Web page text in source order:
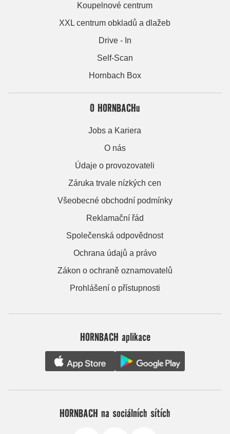
Koupelnové centrum
XXL centrum obkladů a dlažeb
Drive - In
Self-Scan
Hornbach Box
O HORNBACHu
Jobs a Kariera
O nás
Údaje o provozovateli
Záruka trvale nízkých cen
Všeobecné obchodní podmínky
Reklamační řád
Společenská odpovědnost
Ochrana údajů a právo
Zákon o ochraně oznamovatelů
Prohlášení o přístupnosti
HORNBACH aplikace
HORNBACH na sociálních sítích